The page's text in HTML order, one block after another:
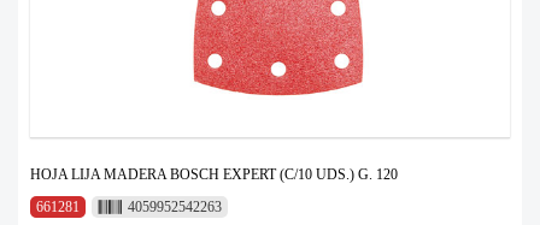
HOJA LIJA MADERA BOSCH EXPERT (C/10 UDS.) G. 120
661281
4059952542263